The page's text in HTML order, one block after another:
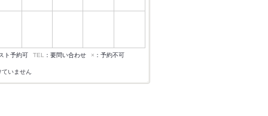
ト予約可 TEL ：要問い合わせ × ：予約不可
いません